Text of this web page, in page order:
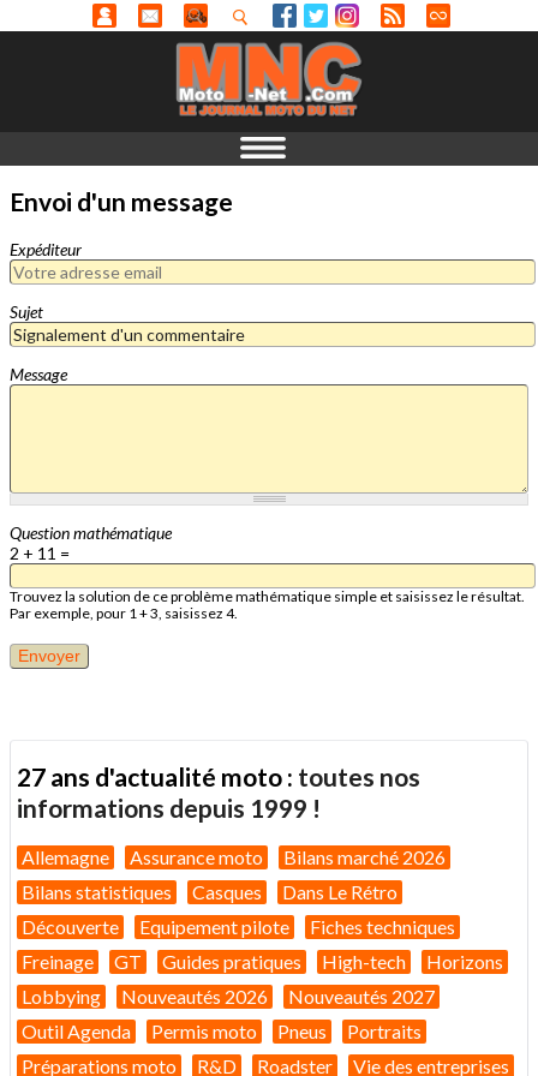
Envoi d'un message
Expéditeur
Sujet
Message
Question mathématique
2 + 11 =
Trouvez la solution de ce problème mathématique simple et saisissez le résultat.
Par exemple, pour 1 + 3, saisissez 4.
27 ans d'actualité moto : toutes nos
informations depuis 1999 !
Allemagne Assurance moto
Bilans marché 2026
Bilans statistiques
Casques
Dans Le Rétro
Découverte
Equipement pilote
Fiches techniques
Freinage
GT Guides pratiques High-tech
Horizons
Lobbying
Nouveautés 2026
Nouveautés 2027
Outil Agenda
Permis moto Pneus
Portraits
Préparations moto
R&D Roadster Vie des entreprises